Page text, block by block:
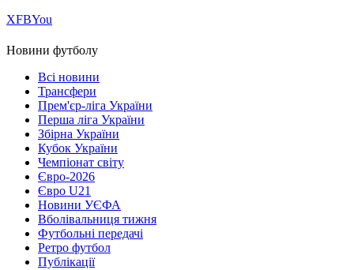
ХFBYou
Новини футболу
Всі новини
Трансфери
Прем'єр-ліга України
Перша ліга України
Збірна України
Кубок України
Чемпіонат світу
Євро-2026
Євро U21
Новини УЄФА
Вболівальниця тижня
Футбольні передачі
Ретро футбол
Публікації